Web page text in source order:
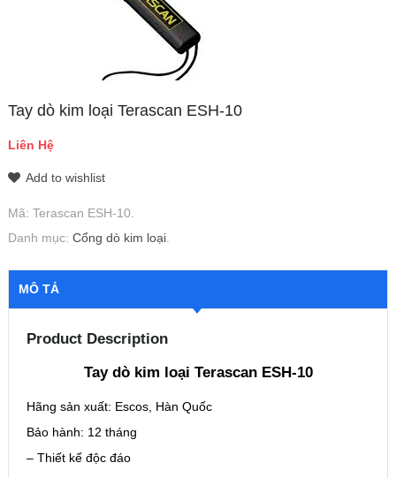
Tay dò kim loại Terascan ESH-10
Liên Hệ
Add to wishlist
Mã: Terascan ESH-10
Danh mục: Cổng dò kim loại
MÔ TẢ
Product Description
Tay dò kim loại Terascan ESH-10
Hãng sản xuất: Escos, Hàn Quốc
Bảo hành: 12 tháng
– Thiết kế độc đáo